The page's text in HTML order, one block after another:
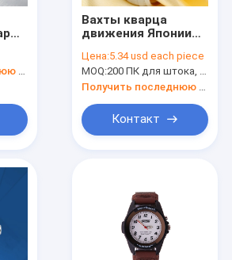
Получить последнюю цену
Вахты кварца
движения Японии
Цена:5.34 usd each piece
MOQ:200 ПК для штока, цветы смешивания
Контакт